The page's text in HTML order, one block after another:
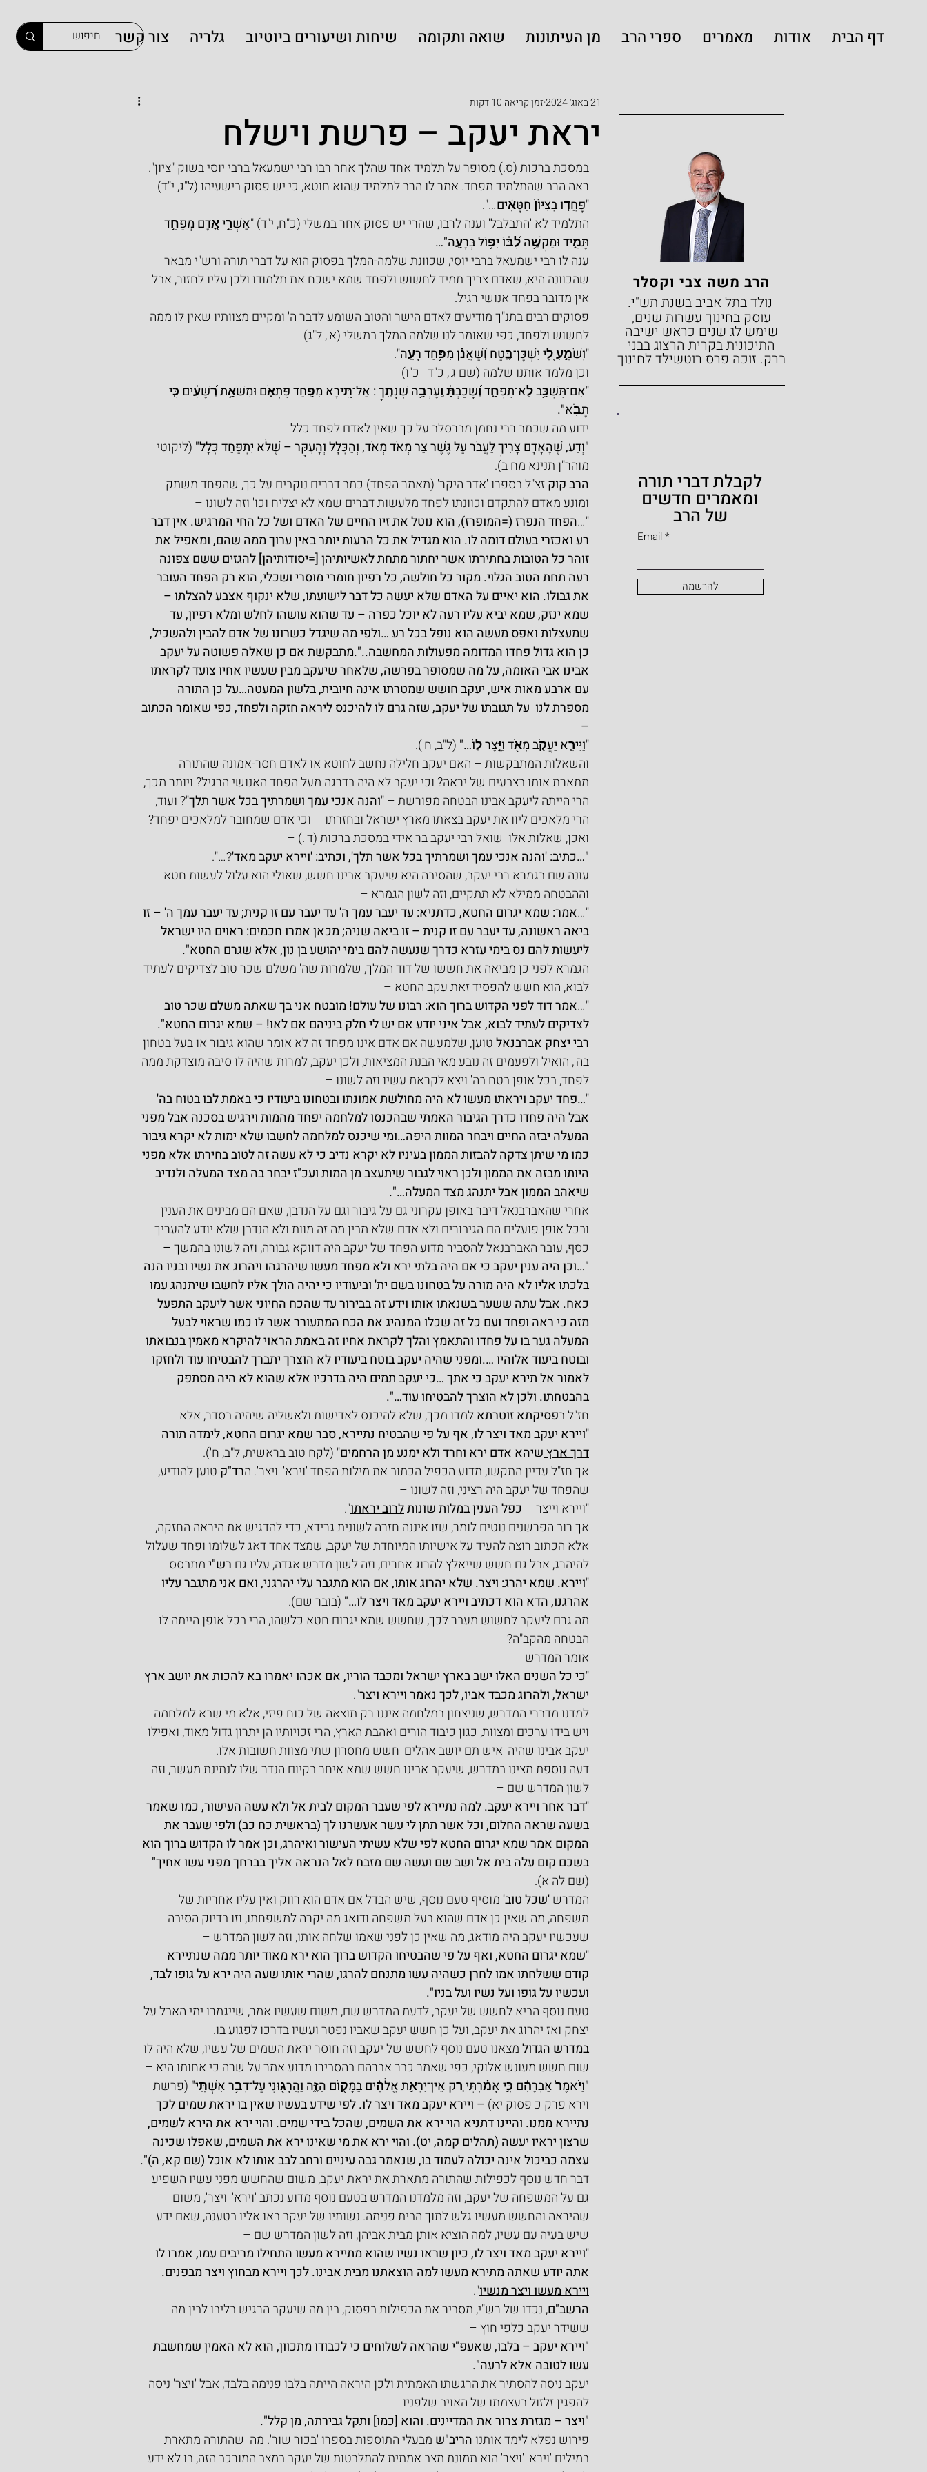
דף הבית אודות מאמרים ספרי הרב מן העיתונות שואה ותקומה שיחות ושיעורים ביוטיוב גלריה צור קשר
יראת יעקב – פרשת וישלח
21 באוג׳ 2024 זמן קריאה 10 דקות
במסכת ברכות (ס.) מסופר על תלמיד אחד שהלך אחר רבו רבי ישמעאל ברבי יוסי בשוק "ציון".
ראה הרב שהתלמיד מפחד. אמר לו הרב לתלמיד שהוא חוטא, כי יש פסוק בישעיהו (ל"ג, י"ד)
"פָּחֲד֤וּ בְצִיּוֹן֙ חַטָּאִ֔ים…".
התלמיד לא 'התבלבל' וענה לרבו, שהרי יש פסוק אחר במשלי (כ"ח, י"ד) "אַשְׁרֵ֣י אָ֭דָם מְפַחֵ֣ד
תָּמִ֑יד וּמַקְשֶׁ֥ה לִ֝בּ֗וֹ יִפּ֥וֹל בְּרָעָֽה"…
ענה לו רבי ישמעאל ברבי יוסי, שכוונת שלמה-המלך בפסוק הוא על דברי תורה ורש"י מבאר
שהכוונה היא, שאדם צריך תמיד לחשוש ולפחד שמא ישכח את תלמודו ולכן עליו לחזור, אבל
אין מדובר בפחד אנושי רגיל.
פסוקים רבים בתנ"ך מודיעים לאדם הישר והטוב השומע לדבר ה' ומקיים מצוותיו שאין לו ממה
לחשוש ולפחד, כפי שאומר לנו שלמה המלך במשלי (א', ל"ג) –
"וְשֹׁמֵ֣עַֽ לִ֭י יִשְׁכָּן־בֶּ֑טַח וְ֝שַׁאֲנַ֗ן מִפַּ֥חַד רָעָֽה".
וכן מלמד אותנו שלמה (שם ג', כ"ד–כ"ו) –
"אִם־תִּשְׁכַּ֥ב לֹֽא־תִפְחָ֑ד וְ֝שָׁכַבְתָּ֗ וְֽעָרְבָ֥ה שְׁנָתֶֽךָ : אַל־תִּ֭ירָא מִפַּ֣חַד פִּתְאֹ֑ם וּמִשֹּׁאַ֥ת רְ֝שָׁעִ֗ים כִּ֣י
תָבֹֽא".
ידוע מה שכתב רבי נחמן מברסלב על כך שאין לאדם לפחד כלל –
"וְדַע, שֶׁהָאָדָם צָרִיךְ לַעֲבֹר עַל גֶּשֶׁר צַר מְאֹד מְאֹד, וְהַכְּלָל וְהָעִקָּר – שֶׁלֹּא יִתְפַּחֵד כְּלָל" (ליקוטי
מוהר"ן תנינא מח ב).
הרב קוק זצ"ל בספרו 'אדר היקר' (מאמר הפחד) כתב דברים נוקבים על כך, שהפחד משתק
ומונע מאדם להתקדם וכוונתו לפחד מלעשות דברים שמא לא יצליח וכו' וזה לשונו –
"…הפחד הנפרז (=המופרז), הוא נוטל את זיו החיים של האדם ושל כל החי המרגיש. אין דבר
רע ואכזרי בעולם דומה לו. הוא מגדיל את כל הרעות יותר באין ערוך ממה שהם, ומאפיל את
זוהר כל הטובות בחתירתו אשר יחתור מתחתלאשיותיהן [=יסודותיהן] להגזים ששם צפונה
רעה תחת הטוב הגלוי. מקור כל חולשה, כל רפיון חומרי מוסרי ושכלי, הוא רק הפחד העובר
את גבולו. הוא יאיים על האדם שלא יעשה כל דבר לישועתו, שלא ינקוף אצבע להצלתו –
שמא ינזק, שמא יביא עליו רעה לא יוכל כפרה – עד שהוא עושהו לחלש ומלא רפיון, עד
שמעצלות ואפס מעשה הוא נופל בכל רע …ולפי מה שיגדל כשרונו של אדם להבין ולהשכיל,
כן הוא גדול פחדו המדומה מפעולות המחשבה..".מתבקשת אם כן שאלה פשוטה על יעקב
אבינו אבי האומה, על מה שמסופר בפרשה, שלאחר שיעקב מבין שעשיו אחיו צועד לקראתו
עם ארבע מאות איש, יעקב חושש שמטרתו אינה חיובית, בלשון המעטה…על כן התורה
מספרת לנו  על תגובתו של יעקב, שזה גרם לו להיכנס ליראה חזקה ולפחד, כפי שאומר הכתוב
–
"וַיִּירָ֧א יַעֲקֹ֛ב מְאֹ֖ד וַיֵּ֣צֶר ל֑וֹ…" (ל"ב, ח').
והשאלות המתבקשות – האם יעקב חלילה נחשב לחוטא או לאדם חסר-אמונה שהתורה
מתארת אותו בצבעים של יראה? וכי יעקב לא היה בדרגה מעל הפחד האנושי הרגיל? ויותר מכך,
הרי הייתה ליעקב אבינו הבטחה מפורשת – "והנה אנכי עמך ושמרתיך בכל אשר תלך"? ועוד,
הרי מלאכים ליוו את יעקב בצאתו מארץ ישראל ובחזרתו – וכי אדם שמחובר למלאכים יפחד?
ואכן, שאלות אלו  שואל רבי יעקב בר אידי במסכת ברכות (ד'.) –
"…כתיב: 'והנה אנכי עמך ושמרתיך בכל אשר תלך', וכתיב: 'ויירא יעקב מאד'?…".
עונה שם בגמרא רבי יעקב, שהסיבה היא שיעקב אבינו חשש, שאולי הוא עלול לעשות חטא
וההבטחה ממילא לא תתקיים, וזה לשון הגמרא –
"…אמר: שמא יגרום החטא, כדתניא: עד יעבר עמך ה' עד יעבר עם זו קנית; עד יעבר עמך ה' – זו
ביאה ראשונה, עד יעבר עם זו קנית – זו ביאה שניה; מכאן אמרו חכמים: ראוים היו ישראל
ליעשות להם נס בימי עזרא כדרך שנעשה להם בימי יהושע בן נון, אלא שגרם החטא".
הגמרא לפני כן מביאה את חששו של דוד המלך, שלמרות שה' משלם שכר טוב לצדיקים לעתיד
לבוא, הוא חשש להפסיד זאת עקב החטא –
"…אמר דוד לפני הקדוש ברוך הוא: רבונו של עולם! מובטח אני בך שאתה משלם שכר טוב
לצדיקים לעתיד לבוא, אבל איני יודע אם יש לי חלק ביניהם אם לאו! – שמא יגרום החטא".
רבי יצחק אברבנאל טוען, שלמעשה אם אדם אינו מפחד זה לא אומר שהוא גיבור או בעל בטחון
בה', הואיל ולפעמים זה נובע מאי הבנת המציאות, ולכן יעקב, למרות שהיה לו סיבה מוצדקת ממה
לפחד, בכל אופן בטח בה' ויצא לקראת עשיו וזה לשונו –
"…פחד יעקב ויראתו מעשו לא היה מחולשת אמונתו ובטחונו ביעודיו כי באמת לבו בטוח בה'
אבל היה פחדו כדרך הגיבור האמתי שבהכנסו למלחמה יפחד מהמות וירגיש בסכנה אבל מפני
המעלה יבזה החיים ויבחר המוות היפה…ומי שיכנס למלחמה לחשבו שלא ימות לא יקרא גיבור
כמו מי שיתן צדקה להבזות הממון בעיניו לא יקרא נדיב כי לא עשה זה לטוב בחירתו אלא מפני
היותו מבזה את הממון ולכן ראוי לגבור שיתעצב מן המות ועכ"ז יבחר בה מצד המעלה ולנדיב
שיאהב הממון אבל יתנהג מצד המעלה…".
אחרי שהאברבנאל דיבר באופן עקרוני גם על גיבור וגם על הנדבן, שאם הם מבינים את הענין
ובכל אופן פועלים הם הגיבורים ולא אדם שלא מבין מה זה מוות ולא הנדבן שלא יודע להעריך
כסף, עובר האברבנאל להסביר מדוע הפחד של יעקב היה דווקא גבורה, וזה לשונו בהמשך –
"…וכן היה ענין יעקב כי אם היה בלתי ירא ולא מפחד מעשו שיהרגהו ויהרוג את נשיו ובניו הנה
בלכתו אליו לא היה מורה על בטחונו בשם ית' וביעודיו כי יהיה הולך אליו לחשבו שיתנהג עמו
כאח. אבל עתה ששער בשנאתו אותו וידע זה בבירור עד שהכח החיוני אשר ליעקב התפעל
מזה כי ראה ופחד ועם כל זה שכלו המנהיג את הכח המתעורר אשר לו כמו שראוי לבעל
המעלה גער בו על פחדו והתאמץ והלך לקראת אחיו זה באמת הראוי להיקרא מאמין בנבואתו
ובוטח ביעוד אלוהיו ….ומפני שהיה יעקב בוטח ביעודיו לא הוצרך יתברך להבטיחו עוד ולחזקו
לאמור אל תירא יעקב כי אתך …כי יעקב תמים היה בדרכיו אלא שהוא לא היה מסתפק
בהבטחתו. ולכן לא הוצרך להבטיחו עוד…".
חז"ל בפסיקתא זוטרתא למדו מכך, שלא להיכנס לאדישות ולאשליה שיהיה בסדר, אלא –
"ויירא יעקב מאד ויצר לו, אף על פי שהבטיח נתיירא, סבר שמא יגרום החטא, לימדה תורה
דרך ארץ שיהא אדם ירא וחרד ולא ימנע מן הרחמים" (לקח טוב בראשית, ל"ב, ח').
אך חז"ל עדיין התקשו, מדוע הכפיל הכתוב את מילות הפחד 'וירא' 'ויצר'. הרד"ק טוען להודיע,
שהפחד של יעקב היה רציני, וזה לשונו –
"ויירא וייצר – כפל הענין במלות שונות לרוב יראתו".
אך רוב הפרשנים נוטים לומר, שזו איננה חזרה לשונית גרידא, כדי להדגיש את היראה החזקה,
אלא הכתוב רוצה להעיד על אישיותו המיוחדת של יעקב, שמצד אחד דאג לשלומו ופחד שעלול
להיהרג, אבל גם חשש שייאלץ להרוג אחרים, וזה לשון מדרש אגדה, עליו גם רש"י מתבסס –
"ויירא. שמא יהרג: ויצר. שלא יהרוג אותו, אם הוא מתגבר עלי יהרגני, ואם אני מתגבר עליו
אהרגנו, הדא הוא דכתיב ויירא יעקב מאד ויצר לו…" (בובר שם).
מה גרם ליעקב לחשוש מעבר לכך, שחשש שמא יגרום חטא כלשהו, הרי בכל אופן הייתה לו
הבטחה מהקב"ה?
אומר המדרש –
"כי כל השנים האלו ישב בארץ ישראל ומכבד הוריו, אם אכהו יאמרו בא להכות את יושב ארץ
ישראל, ולהרוג מכבד אביו, לכך נאמר ויירא ויצר".
למדנו מדברי המדרש, שניצחון במלחמה איננו רק תוצאה של כוח פיזי, אלא מי שבא למלחמה
ויש בידו ערכים ומצוות, כגון כיבוד הורים ואהבת הארץ, הרי זכויותיו הן יתרון גדול מאוד, ואפילו
יעקב אבינו שהיה 'איש תם יושב אהלים' חשש מחסרון שתי מצוות חשובות אלו.
דעה נוספת מצינו במדרש, שיעקב אבינו חשש שמא איחר בקיום הנדר שלו לנתינת מעשר, וזה
לשון המדרש שם –
"דבר אחר ויירא יעקב. למה נתיירא לפי שעבר המקום לבית אל ולא עשה העישור, כמו שאמר
בשעה שראה החלום, וכל אשר תתן לי עשר אעשרנו לך (בראשית כח כב) ולפי שעבר את
המקום אמר שמא יגרום החטא לפי שלא עשיתי העישור ואיהרג, וכן אמר לו הקדוש ברוך הוא
בשכם קום עלה בית אל ושב שם ועשה שם מזבח לאל הנראה אליך בברחך מפני עשו אחיך"
(שם לה א).
המדרש 'שכל טוב' מוסיף טעם נוסף, שיש הבדל אם אדם הוא רווק ואין עליו אחריות של
משפחה, מה שאין כן אדם שהוא בעל משפחה ודואג מה יקרה למשפחתו, וזו בדיוק הסיבה
שעכשיו יעקב היה מודאג, מה שאין כן לפני שאמו שלחה אותו, וזה לשון המדרש –
"שמא יגרום החטא, ואף על פי שהבטיחו הקדוש ברוך הוא ירא מאוד יותר ממה שנתיירא
קודם ששלחתו אמו לחרן כשהיה עשו מתנחם להרגו, שהרי אותו שעה היה ירא על גופו לבד,
ועכשיו על גופו ועל נשיו ועל בניו".
טעם נוסף הביא לחשש של יעקב, לדעת המדרש שם, משום שעשיו אמר, שייגמרו ימי האבל על
יצחק ואז יהרוג את יעקב, ועל כן חשש יעקב שאביו נפטר ועשיו בדרכו לפגוע בו.
במדרש הגדול מצאנו טעם נוסף לחשש של יעקב וזה חוסר יראת השמים של עשיו, שלא היה לו
שום חשש מעונש אלוקי, כפי שאמר כבר אברהם בהסבירו מדוע אמר על שרה כי אחותו היא –
"וַיֹּ֙אמֶר֙ אַבְרָהָ֔ם כִּ֣י אָמַ֗רְתִּי רַ֚ק אֵין־יִרְאַ֣ת אֱלֹהִ֔ים בַּמָּק֖וֹם הַזֶּ֑ה וַהֲרָג֖וּנִי עַל־דְּבַ֥ר אִשְׁתִּֽי" (פרשת
וירא פרק כ פסוק יא) – ויירא יעקב מאד ויצר לו. לפי שידע בעשיו שאין בו יראת שמים לכך
נתיירא ממנו. והיינו דתניא הוי ירא את השמים, שהכל בידי שמים. והוי ירא את הירא לשמים,
שרצון יראיו יעשה (תהלים קמה, יט). והוי ירא את מי שאינו ירא את השמים, שאפלו שכינה
עצמה כביכול אינה יכולה לעמוד בו, שנאמר גבה עיניים ורחב לבב אותו לא אוכל (שם קא, ה)".
דבר חדש נוסף לכפילות שהתורה מתארת את יראת יעקב, משום שהחשש מפני עשיו השפיע
גם על המשפחה של יעקב, וזה מלמדנו המדרש בטעם נוסף מדוע נכתב 'וירא' 'ויצר', משום
שהיראה והחשש מעשיו גלש לתוך הבית פנימה. נשותיו של יעקב באו אליו בטענה, שאם ידע
שיש בעיה עם עשיו, למה הוציא אותן מבית אביהן, וזה לשון המדרש שם –
"ויירא יעקב מאד ויצר לו, כיון שראו נשיו שהוא מתיירא מעשו התחילו מריבים עמו, אמרו לו
אתה יודע שאתה מתירא מעשו למה הוצאתנו מבית אבינו. לכך ויירא מבחוץ ויצר מבפנים.
ויירא מעשו ויצר מנשיו".
הרשב"ם, נכדו של רש"י, מסביר את הכפילות בפסוק, בין מה שיעקב הרגיש בליבו לבין מה
ששידר יעקב כלפי חוץ –
"ויירא יעקב – בלבו, שאעפ"י שהראה לשלוחים כי לכבודו מתכוון, הוא לא האמין שמחשבת
עשו לטובה אלא לרעה".
יעקב ניסה להסתיר את הרגשתו האמתית ולכן היראה הייתה בלבו פנימה בלבד, אבל 'ויצר' ניסה
להפגין זלזול בעצמתו של האויב שלפניו –
"ויצר – מגזרת צרור את המדיינים. והוא [כמו] ותקל גבירתה, מן קלל".
פירוש נפלא לימד אותנו הריב"ש מבעלי התוספות בספרו 'בכור שור'. מה  שהתורה מתארת
במילים 'וירא' 'ויצר' הוא תמונת מצב אמתית להתלבטות של יעקב במצב המורכב הזה, בו לא ידע
הרב משה צבי וקסלר
נולד בתל אביב בשנת תש"י.
עוסק בחינוך עשרות שנים,
שימש לג שנים כראש ישיבה
התיכונית בקרית הרצוג בבני
ברק. זוכה פרס רוטשילד לחינוך
לקבלת דברי תורה
ומאמרים חדשים
של הרב
Email
להרשמה